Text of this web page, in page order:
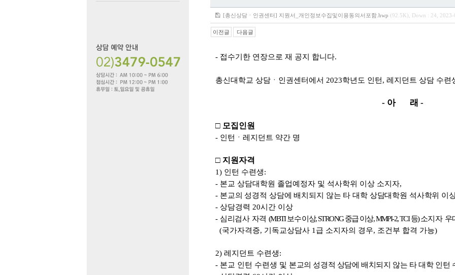
[총신상담ㆍ인권센터] 지원서_개인정보수집및이용동의서포함.hwp (92.5K), Down : 24,
이전글 다음글
- 접수기한 연장으로 재 공지 합니다.
총신대학교 상담 ㆍ 인권센터에서 2023학년도 인턴 , 레지던트 상담 수련
- 아 래 -
□ 모집인원
- 인턴 ㆍ 레지던트 약간 명
□ 지원자격
1) 인턴 수련생:
- 본교 상담대학원 졸업예정자 및 석사학위 이상 소지자,
- 본교의 성경적 상담에 배치되지 않는 타 대학 상담대학원 석사학위 이
- 상담경력 20시간 이상
- 심리검사 자격 (MBTI보수 이상, STRONG중급 이상, MMPI-2, TCI등)소지자 우
(국가자격증, 기독교상담사 1 급 소지자의 경우, 조건부 합격 가능)
2) 레지던트 수련생:
- 본교 인턴 수련생 및 본교의 성경적 상담에 배치되지 않는 타 대학 인턴